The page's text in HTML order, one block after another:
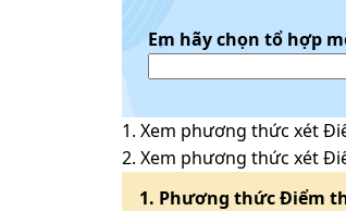
Em hãy chọn tổ hợp
1. Xem phương thức xét
2. Xem phương thức xét
1. Phương thứcĐiểm